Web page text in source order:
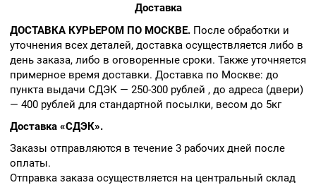
Доставка
ДОСТАВКА КУРЬЕРОМ ПО МОСКВЕ. После обработки и
уточнения всех деталей, доставка осуществляется либо в
день заказа, либо в оговоренные сроки. Также уточняется
примерное время доставки. Доставка по Москве: до
пункта выдачи СДЭК — 250-300 рублей , до адреса (двери)
— 400 рублей для стандартной посылки, весом до 5кг
Доставка «СДЭК».
Заказы отправляются в течение 3 рабочих дней после
оплаты.
Отправка заказа осуществляется на центральный склад